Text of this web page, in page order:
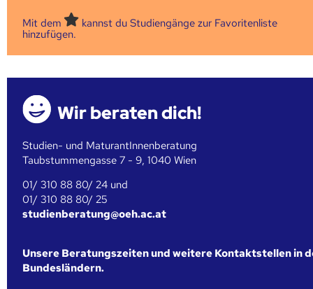
Mit dem
kannst du Studiengänge zur Favoritenliste
hinzufügen.
Wir beraten dich!
Studien- und MaturantInnenberatung
Taubstummengasse 7 - 9, 1040 Wien
01/ 310 88 80/ 24 und
01/ 310 88 80/ 25
studienberatung@oeh.ac.at
Unsere Beratungszeiten und weitere Kontaktstellen in
Bundesländern.